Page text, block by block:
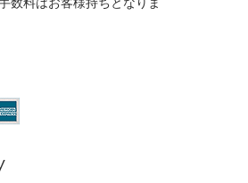
数料はお客様持ちとなりま